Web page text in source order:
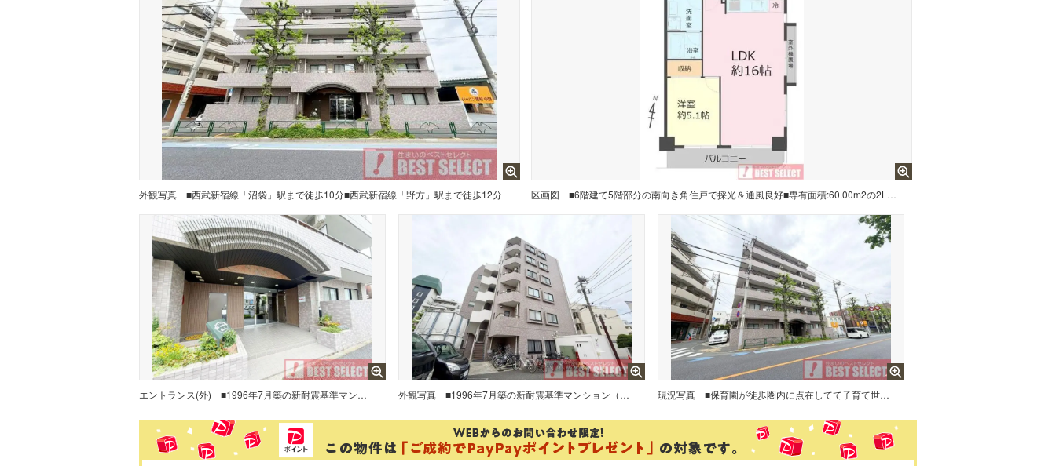
外観写真 ■西武新宿線「沼袋」駅まで徒歩10分■西武新宿線「野方」駅まで徒歩12分 区画図 ■6階建て5階部分の南向き角住戸で採光＆通風良好■専有面積:60.00m2の2LDK
エントランス(外) ■1996年7月築の新耐震基準マンション（総戸数23戸） 外観写真 ■1996年7月築の新耐震基準マンション（総戸数23戸） 現況写真 ■保育園が徒歩圏内に点在してて子育て世代にも嬉しい住環境■小学校・中学校まで徒歩4分以内でお子様の通学も安心